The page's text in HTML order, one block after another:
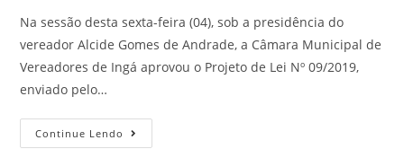
Na sessão desta sexta-feira (04), sob a presidência do
vereador Alcide Gomes de Andrade, a Câmara Municipal de
Vereadores de Ingá aprovou o Projeto de Lei Nº 09/2019,
enviado pelo…
Continue Lendo